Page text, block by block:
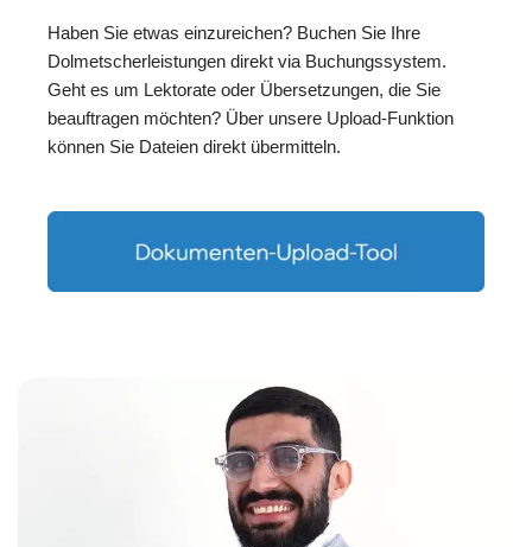
Haben Sie etwas einzureichen? Buchen Sie Ihre
Dolmetscherleistungen direkt via Buchungssystem.
Geht es um Lektorate oder Übersetzungen, die Sie
beauftragen möchten? Über unsere Upload-Funktion
können Sie Dateien direkt übermitteln.